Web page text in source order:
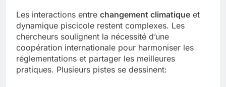
Les interactions entre changement climatique et
dynamique piscicole restent complexes. Les
chercheurs soulignent la nécessité d’une
coopération internationale pour harmoniser les
réglementations et partager les meilleures
pratiques. Plusieurs pistes se dessinent: